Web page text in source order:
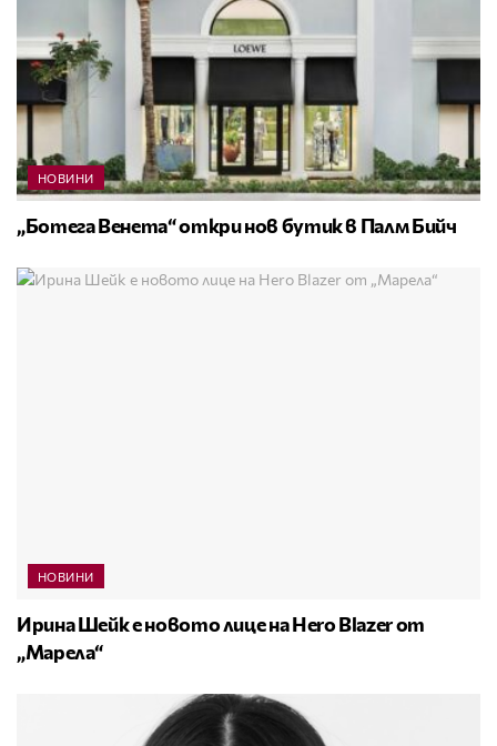
НОВИНИ
„Ботега Венета“ откри нов бутик в Палм Бийч
НОВИНИ
Ирина Шейк е новото лице на Hero Blazer от
„Марела“